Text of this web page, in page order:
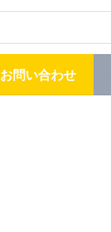
お問い合わせ